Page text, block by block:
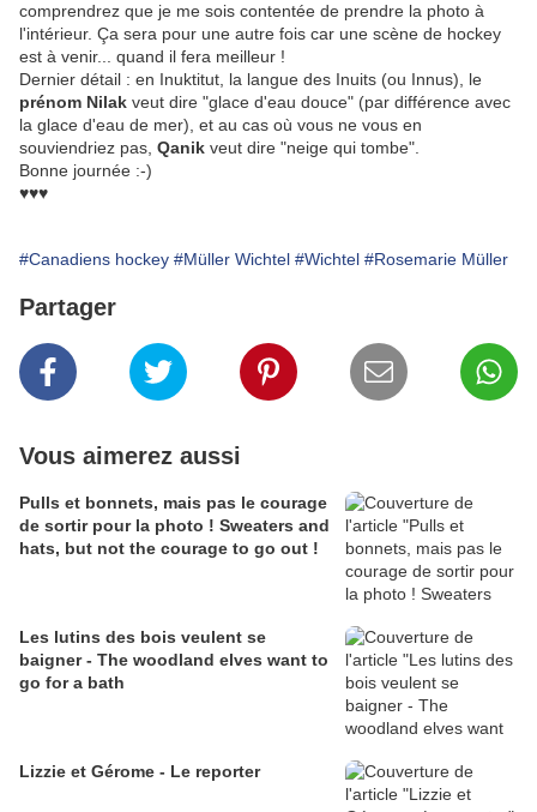
comprendrez que je me sois contentée de prendre la photo à
l'intérieur. Ça sera pour une autre fois car une scène de hockey
est à venir... quand il fera meilleur !
Dernier détail : en Inuktitut, la langue des Inuits (ou Innus), le
prénom Nilak veut dire "glace d'eau douce" (par différence avec
la glace d'eau de mer), et au cas où vous ne vous en
souviendriez pas, Qanik veut dire "neige qui tombe".
Bonne journée :-)
♥♥♥
#Canadiens hockey #Müller Wichtel #Wichtel #Rosemarie Müller
Partager
Vous aimerez aussi
Pulls et bonnets, mais pas le courage
de sortir pour la photo ! Sweaters and
hats, but not the courage to go out !
Les lutins des bois veulent se
baigner - The woodland elves want to
go for a bath
Lizzie et Gérome - Le reporter